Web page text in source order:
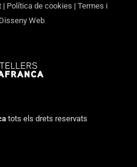
| Política de cookies | Termes i
Disseny Web
tots els drets reservats